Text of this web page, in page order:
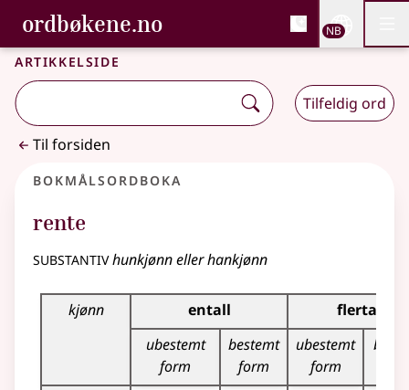
Gå til hovedinnhold
Tilgjengelighet
ordbøkene.no, Bokmålsordboka og
Bokmålsordboka og Nynorskordboka
NB
Artikkelside
Tilfeldig ord
Til forsiden
Bokmålsordboka
rente
substantivhunkjønn eller hankjønn
Bøyingstabell for dette substantivet
kjønn entall
flertall
ubestemt
form
bestemt
form
ubestemt
form